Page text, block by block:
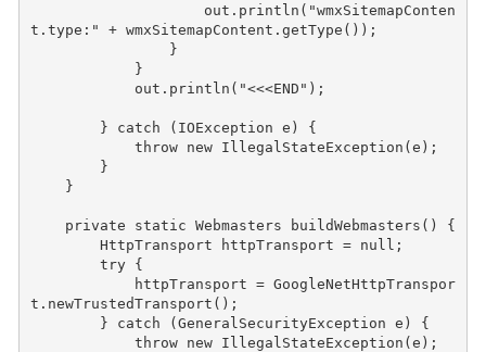
out . println ( "wmxSitemapConten
t.type:"
+ wmxSitemapContent . getType ());
}
}
out . println ( "<<<END" );
} catch ( IOException e )
{
throw
new IllegalStateException (e );
}
}
private static Webmasters buildWebmasters ()
{
HttpTransport
httpTransport = null ;
try
{
httpTransport = GoogleNetHttpTranspor
t . newTrustedTransport ();
}
catch (GeneralSecurityException e )
{
throw
new IllegalStateException (e );